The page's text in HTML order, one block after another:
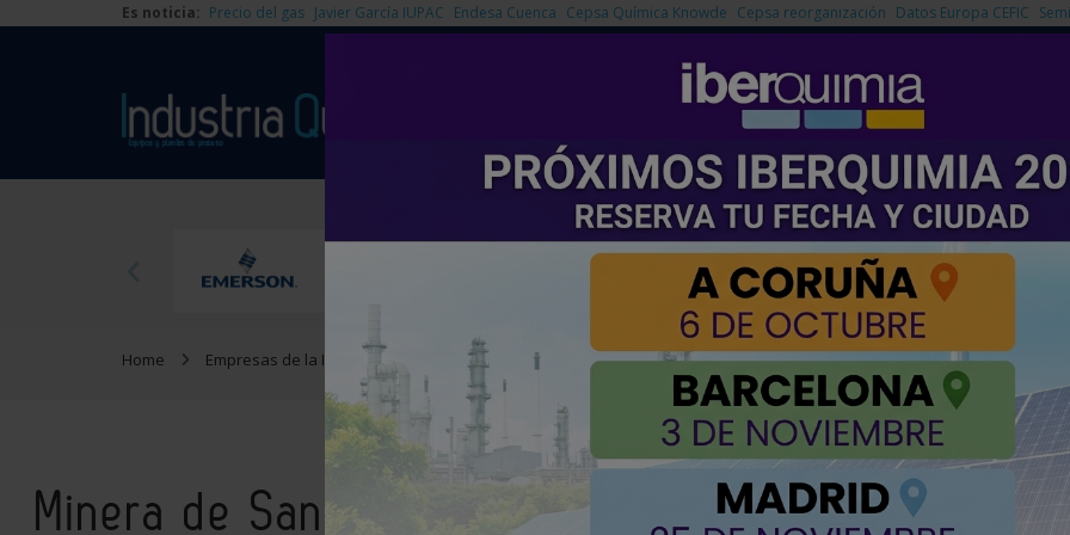
Es noticia: Precio del gas Javier García IUPAC Endesa Cuenca Cepsa Química Knowde Cepsa reorganización Datos Europa CEFIC
NOTICIAS PRODUCTOS
EMPRESAS PREMIUM
Home Empresas de la Industria Química Minera de Santa Marta
Minera de Santa Marta